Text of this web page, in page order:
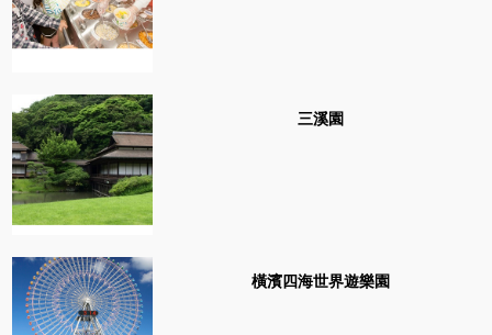
三溪園
橫濱四海世界遊樂園